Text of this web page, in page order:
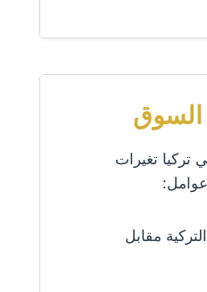
السوق
تركيا تغيرات
مقابل